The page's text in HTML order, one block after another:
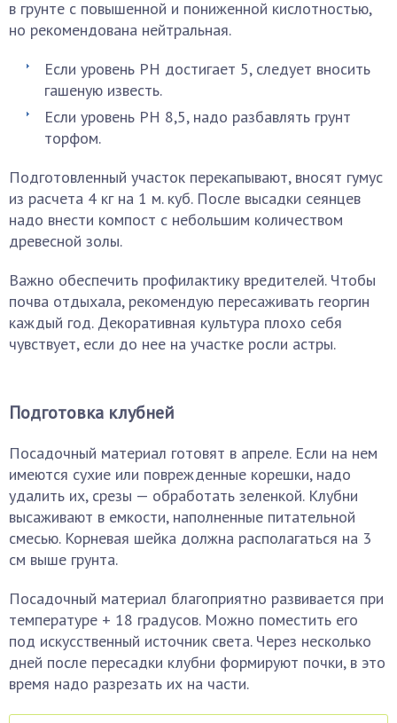
в грунте с повышенной и пониженной кислотностью,
но рекомендована нейтральная.
Если уровень PH достигает 5, следует вносить
гашеную известь.
Если уровень PH 8,5, надо разбавлять грунт
торфом.
Подготовленный участок перекапывают, вносят гумус
из расчета 4 кг на 1 м. куб. После высадки сеянцев
надо внести компост с небольшим количеством
древесной золы.
Важно обеспечить профилактику вредителей. Чтобы
почва отдыхала, рекомендую пересаживать георгин
каждый год. Декоративная культура плохо себя
чувствует, если до нее на участке росли астры.
Подготовка клубней
Посадочный материал готовят в апреле. Если на нем
имеются сухие или поврежденные корешки, надо
удалить их, срезы — обработать зеленкой. Клубни
высаживают в емкости, наполненные питательной
смесью. Корневая шейка должна располагаться на 3
см выше грунта.
Посадочный материал благоприятно развивается при
температуре + 18 градусов. Можно поместить его
под искусственный источник света. Через несколько
дней после пересадки клубни формируют почки, в это
время надо разрезать их на части.